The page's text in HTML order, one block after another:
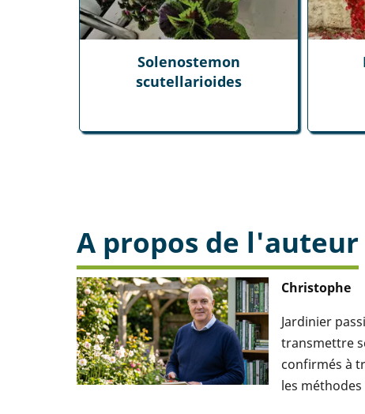
Solenostemon
scutellarioides
A propos de l'auteur
Christophe
Jardinier
transmettre
confirmés à
les